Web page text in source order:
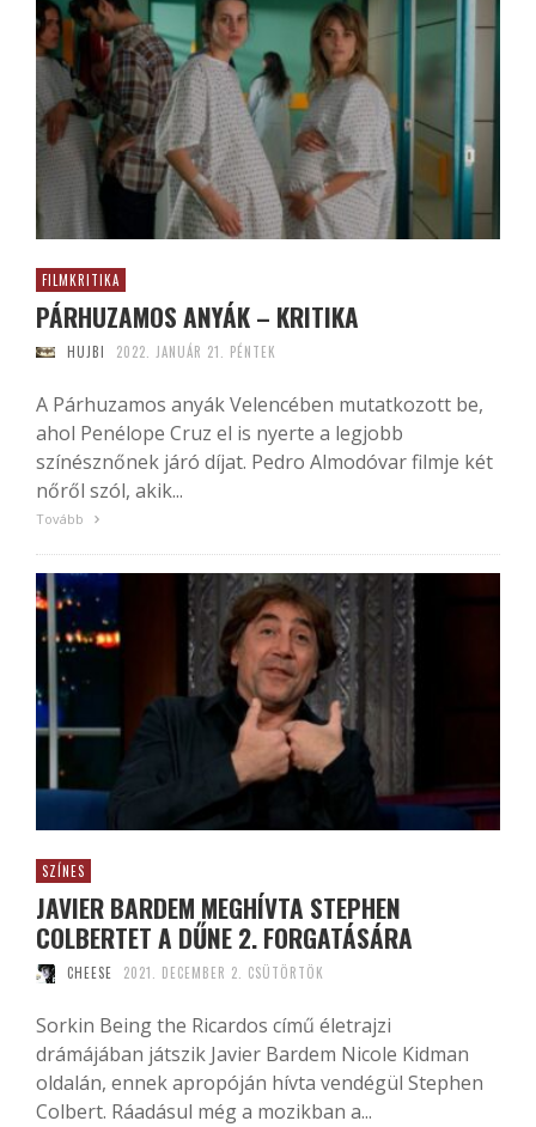
FILMKRITIKA
PÁRHUZAMOS ANYÁK – KRITIKA
HUJBI 2022. JANUÁR 21. PÉNTEK
A Párhuzamos anyák Velencében mutatkozott be,
ahol Penélope Cruz el is nyerte a legjobb
színésznőnek járó díjat. Pedro Almodóvar filmje két
nőről szól, akik...
Tovább
SZÍNES
JAVIER BARDEM MEGHÍVTA STEPHEN
COLBERTET A DŰNE 2. FORGATÁSÁRA
CHEESE 2021. DECEMBER 2. CSÜTÖRTÖK
Sorkin Being the Ricardos című életrajzi
drámájában játszik Javier Bardem Nicole Kidman
oldalán, ennek apropóján hívta vendégül Stephen
Colbert. Ráadásul még a mozikban a...